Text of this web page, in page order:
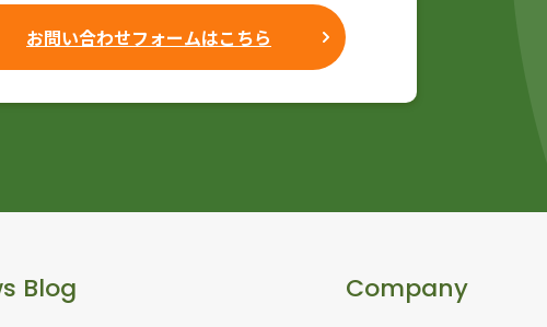
お問い合わせフォームはこちら
Blog Company